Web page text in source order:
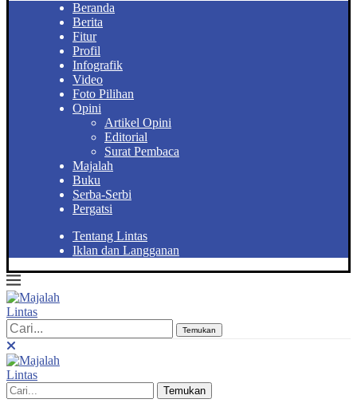
Beranda
Berita
Fitur
Profil
Infografik
Video
Foto Pilihan
Opini
Artikel Opini
Editorial
Surat Pembaca
Majalah
Buku
Serba-Serbi
Pergatsi
Tentang Lintas
Iklan dan Langganan
Temukan
Temukan